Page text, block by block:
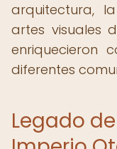
arquitectura,
artes visuales
enriquecieron
diferentes
Legado